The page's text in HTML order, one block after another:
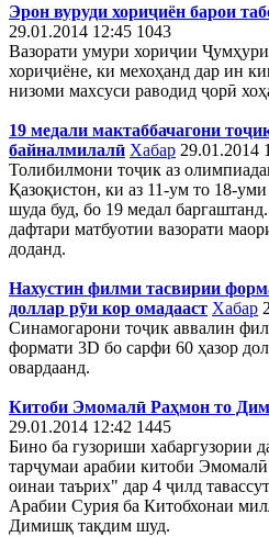
Эрон вуруди хориҷиён барои
29.01.2014 12:45 1043
Вазорати умури хориҷии
хориҷиёне, ки мехоҳанд дар ин
низоми махсуси раводид ҷорӣ
19 медали мактаббачагони
байналмилалӣ Хабар 29.01.2014
Толибилмони тоҷик аз
Қазоқистон, ки аз 11-ум то 18-
шуда буд, бо 19 медал
дафтари матбуотии вазорати
доданд.
Нахустин филми тасвирии
доллар рӯи кор омадааст Хабар
Синамогарони тоҷик аввалин
формати 3D бо сарфи 60 ҳазор
овардаанд.
Китоби Эмомалӣ Раҳмон то
29.01.2014 12:42 1445
Бино ба гузориши хабаргузории
тарҷумаи арабии китоби
оинаи таърих" дар 4 ҷилд
Арабии Сурия ба Китобхонаи
Димишқ тақдим шуд.